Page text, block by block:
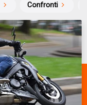
Confronti